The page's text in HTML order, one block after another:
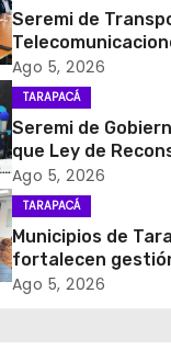
Seremi de
primera mesa de
para el retiro de
desuso en Iquique
Ago 5, 2026
TARAPACÁ
Seremi de
que Ley de
Nacional
y el empleo en
Ago 5, 2026
TARAPACÁ
Municipios de
fortalecen
de agua potable
Ago 5, 2026